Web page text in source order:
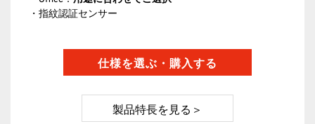
・指紋認証センサー
製品特長を見る＞